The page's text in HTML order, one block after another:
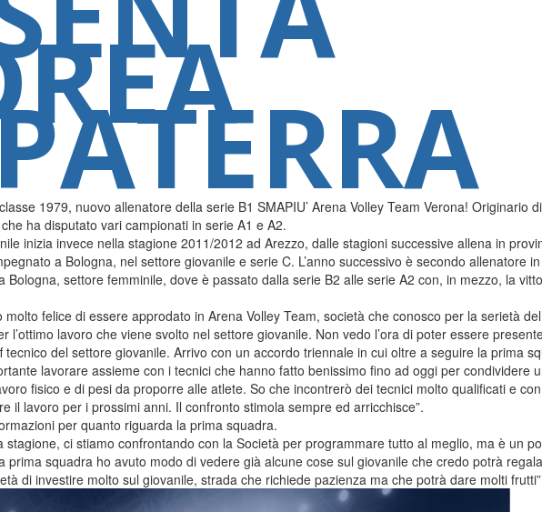
1979, nuovo allenatore della serie B1 SMAPIU’ Arena Volley Team Verona! Originario
ha disputato vari campionati in serie A1 e A2.
inizia invece nella stagione 2011/2012 ad Arezzo, dalle stagioni successive allena in
a Bologna, nel settore giovanile e serie C. L’anno successivo è secondo allenatore
Bologna, settore femminile, dove è passato dalla serie B2 alle serie A2 con, in mezzo, la
molto felice di essere approdato in Arena Volley Team, società che conosco per la serietà
l’ottimo lavoro che viene svolto nel settore giovanile. Non vedo l’ora di poter essere
del settore giovanile. Arrivo con un accordo triennale in cui oltre a seguire la prima
lavorare assieme con i tecnici che hanno fatto benissimo fino ad oggi per condividere
fisico e di pesi da proporre alle atlete. So che incontrerò dei tecnici molto qualificati e
il lavoro per i prossimi anni. Il confronto stimola sempre ed arricchisce”.
per quanto riguarda la prima squadra.
stagione, ci stiamo confrontando con la Società per programmare tutto al meglio, ma è un
prima squadra ho avuto modo di vedere già alcune cose sul giovanile che credo potrà
di investire molto sul giovanile, strada che richiede pazienza ma che potrà dare molti